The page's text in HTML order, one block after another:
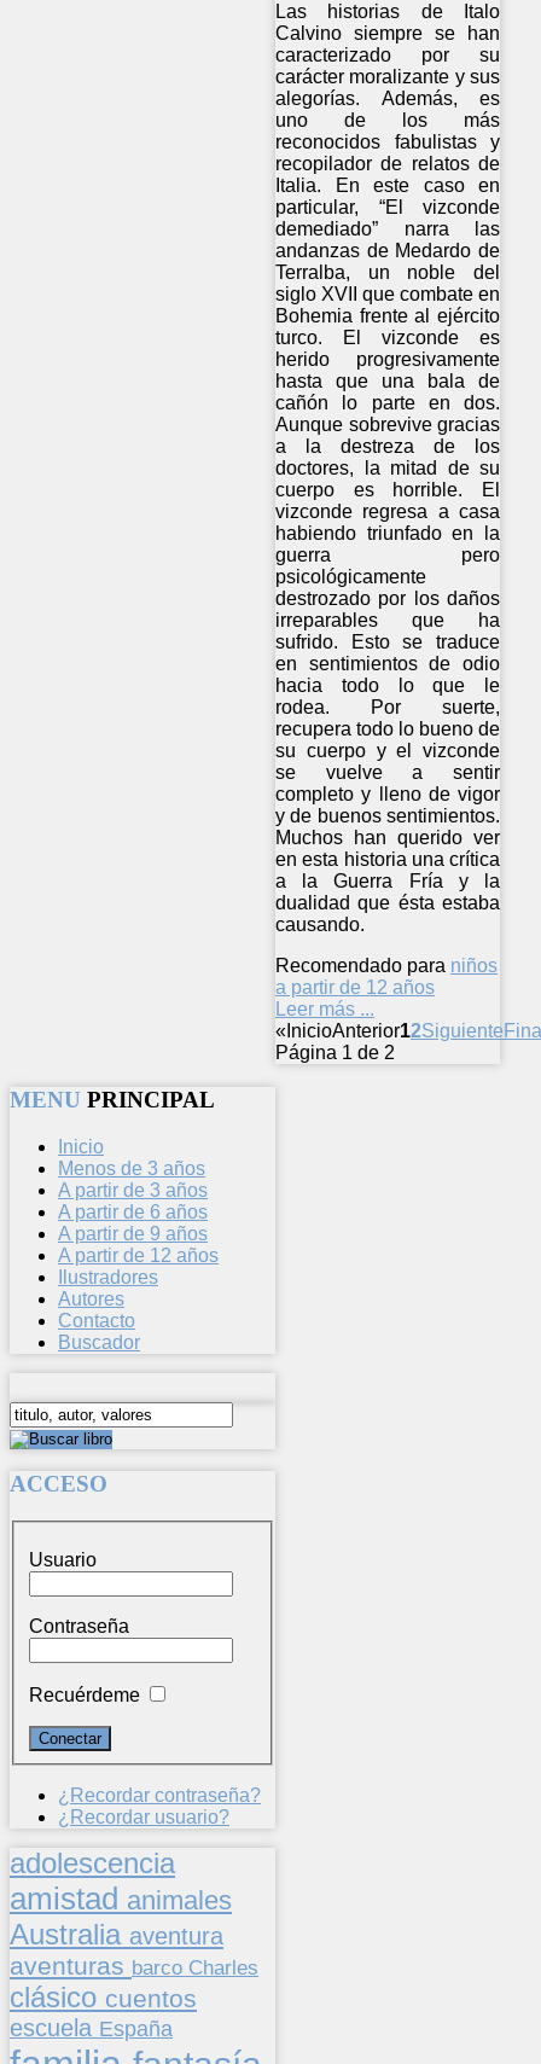
Las historias de Italo
Calvino siempre se han
caracterizado por su
carácter moralizante y sus
alegorías. Además, es
uno de los más
reconocidos fabulistas y
recopilador de relatos de
Italia. En este caso en
particular, “El vizconde
demediado” narra las
andanzas de Medardo de
Terralba, un noble del
siglo XVII que combate en
Bohemia frente al ejército
turco. El vizconde es
herido progresivamente
hasta que una bala de
cañón lo parte en dos.
Aunque sobrevive gracias
a la destreza de los
doctores, la mitad de su
cuerpo es horrible. El
vizconde regresa a casa
habiendo triunfado en la
guerra pero
psicológicamente
destrozado por los daños
irreparables que ha
sufrido. Esto se traduce
en sentimientos de odio
hacia todo lo que le
rodea. Por suerte,
recupera todo lo bueno de
su cuerpo y el vizconde
se vuelve a sentir
completo y lleno de vigor
y de buenos sentimientos.
Muchos han querido ver
en esta historia una crítica
a la Guerra Fría y la
dualidad que ésta estaba
causando.
Recomendado para niños
a partir de 12 años
Leer más ...
« InicioAnterior12Siguiente
Página 1 de 2
MENU PRINCIPAL
Inicio
Menos de 3 años
A partir de 3 años
A partir de 6 años
A partir de 9 años
A partir de 12 años
Ilustradores
Autores
Contacto
Buscador
ACCESO
Usuario
Contraseña
Recuérdeme
¿Recordar contraseña?
¿Recordar usuario?
adolescencia
amistad animales
Australia aventura
aventuras barco Charles
clásico cuentos
escuela España